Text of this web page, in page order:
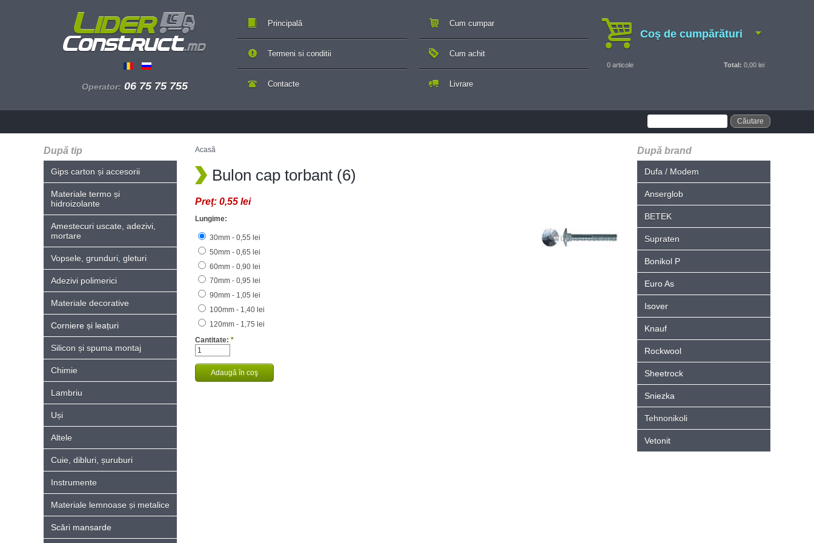
Operator: 06 75 75 755
Principală
Contacte
Cum cumpar
Cum achit
Livrare
Termeni si conditii
Coş de cumpărături
0 articole Total: 0,00 lei
După tip
Gips carton și accesorii
Materiale termo și
hidroizolante
Amestecuri uscate, adezivi,
mortare
Vopsele, grunduri, gleturi
Adezivi polimerici
Materiale decorative
Corniere și leațuri
Silicon și spuma montaj
Chimie
Lambriu
Uși
Altele
Cuie, dibluri, șuruburi
Instrumente
Materiale lemnoase și metalice
Scări mansarde
Acasă
Bulon cap torbant (6)
Preţ: 0,55 lei
Lungime:
30mm - 0,55 lei
50mm - 0,65 lei
60mm - 0,90 lei
70mm - 0,95 lei
90mm - 1,05 lei
100mm - 1,40 lei
120mm - 1,75 lei
Cantitate: *
După brand
Dufa / Modem
Anserglob
BETEK
Supraten
Bonikol P
Euro As
Isover
Knauf
Rockwool
Sheetrock
Sniezka
Tehnonikoli
Vetonit